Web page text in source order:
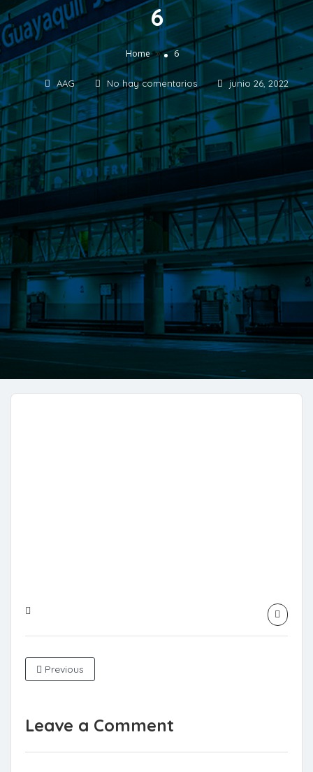
6
Home » 6
AAG No hay comentarios junio 26, 2022
Previous
Leave a Comment